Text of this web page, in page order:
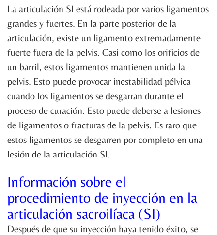
La articulación SI está rodeada por varios ligamentos
grandes y fuertes. En la parte posterior de la
articulación, existe un ligamento extremadamente
fuerte fuera de la pelvis. Casi como los orificios de
un barril, estos ligamentos mantienen unida la
pelvis. Esto puede provocar inestabilidad pélvica
cuando los ligamentos se desgarran durante el
proceso de curación. Esto puede deberse a lesiones
de ligamentos o fracturas de la pelvis. Es raro que
estos ligamentos se desgarren por completo en una
lesión de la articulación SI.
Información sobre el
procedimiento de inyección en la
articulación sacroilíaca (SI)
Después de que su inyección haya tenido éxito, se